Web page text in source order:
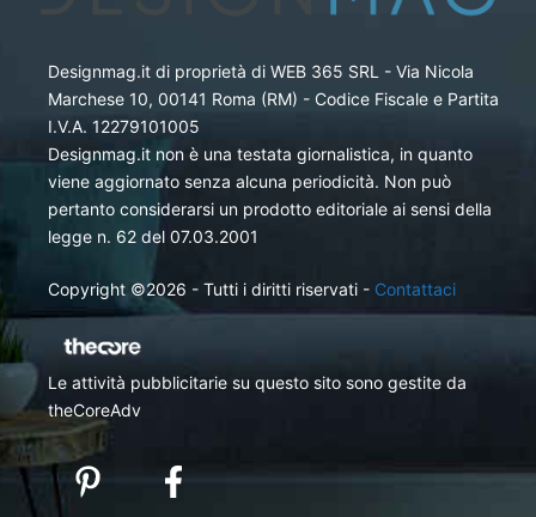
Designmag.it di proprietà di WEB 365 SRL - Via Nicola
Marchese 10, 00141 Roma (RM) - Codice Fiscale e Partita
I.V.A. 12279101005
Designmag.it non è una testata giornalistica, in quanto
viene aggiornato senza alcuna periodicità. Non può
pertanto considerarsi un prodotto editoriale ai sensi della
legge n. 62 del 07.03.2001
Copyright ©2026 - Tutti i diritti riservati - Contattaci
Le attività pubblicitarie su questo sito sono gestite da
theCoreAdv